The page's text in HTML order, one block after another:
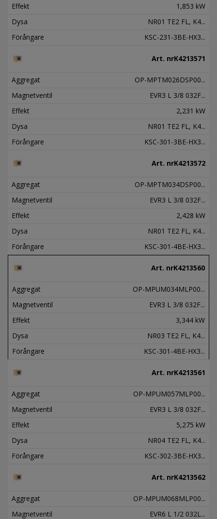
Effekt
1,853 kW
Dysa
NR01 TE2 FL, K4...
Förångare
KSC-231-3BE-HX3...
Art. nrK4213571
Aggregat
OP-MPTM026DSP00...
Magnetventil
EVR3 L 3/8 032F...
Effekt
2,231 kW
Dysa
NR01 TE2 FL, K4...
Förångare
KSC-301-3BE-HX3...
Art. nrK4213572
Aggregat
OP-MPTM034DSP00...
Magnetventil
EVR3 L 3/8 032F...
Effekt
2,428 kW
Dysa
NR01 TE2 FL, K4...
Förångare
KSC-301-4BE-HX3...
Art. nrK4213560
Aggregat
OP-MPUM034MLP00...
Magnetventil
EVR3 L 3/8 032F...
Effekt
3,344 kW
Dysa
NR03 TE2 FL, K4...
Förångare
KSC-301-4BE-HX3...
Art. nrK4213561
Aggregat
OP-MPUM057MLP00...
Magnetventil
EVR3 L 3/8 032F...
Effekt
5,275 kW
Dysa
NR04 TE2 FL, K4...
Förångare
KSC-302-3BE-HX3...
Art. nrK4213562
Aggregat
OP-MPUM068MLP00...
Magnetventil
EVR6 L 1/2 032L...